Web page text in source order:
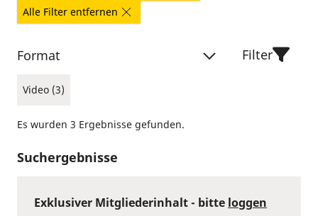
Alle Filter entfernen
Format
Video (3)
Filter
Es wurden 3 Ergebnisse gefunden.
Suchergebnisse
Exklusiver Mitgliederinhalt - bitte loggen